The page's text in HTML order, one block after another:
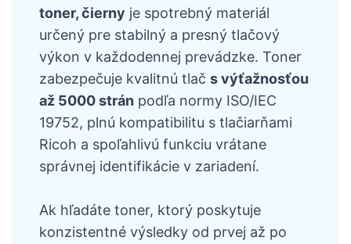
toner, čierny je spotrebný materiál
určený pre stabilný a presný tlačový
výkon v každodennej prevádzke. Toner
zabezpečuje kvalitnú tlač s výťažnosťou
až 5000 strán podľa normy ISO/IEC
19752, plnú kompatibilitu s tlačiarňami
Ricoh a spoľahlivú funkciu vrátane
správnej identifikácie v zariadení.
Ak hľadáte toner, ktorý poskytuje
konzistentné výsledky od prvej až po